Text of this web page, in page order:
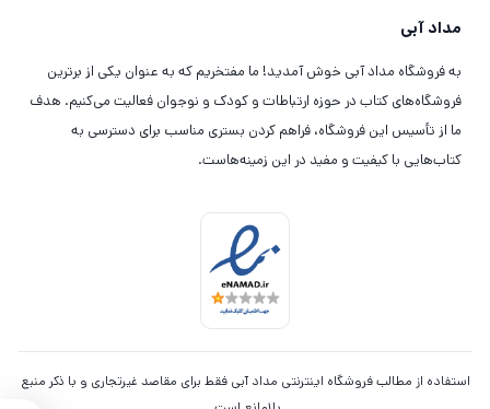
مداد آبی
به فروشگاه مداد آبی خوش آمدید! ما مفتخریم که به عنوان یکی از برترین
فروشگاه‌های کتاب در حوزه ارتباطات و کودک و نوجوان فعالیت می‌کنیم. هدف
ما از تأسیس این فروشگاه، فراهم کردن بستری مناسب برای دسترسی به
کتاب‌هایی با کیفیت و مفید در این زمینه‌هاست.
استفاده از مطالب فروشگاه اینترنتی مداد آبی فقط برای مقاصد غیرتجاری و با ذکر منبع